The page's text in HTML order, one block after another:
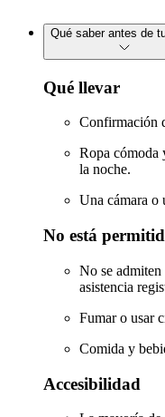
Qué saber antes de
Qué llevar
Confirmación
Ropa cómoda
la noche.
Una cámara o
No está
No se admiten
asistencia
Fumar o usar
Comida y
Accesibilidad